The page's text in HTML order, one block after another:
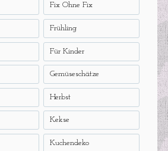
Fix Ohne Fix
Frühling
Für Kinder
Gemüseschätze
Herbst
Kekse
Kuchendeko